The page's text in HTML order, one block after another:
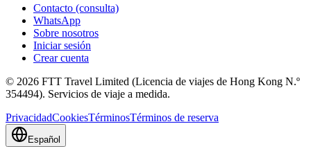
Contacto (consulta)
WhatsApp
Sobre nosotros
Iniciar sesión
Crear cuenta
© 2026 FTT Travel Limited (Licencia de viajes de Hong Kong N.º
354494). Servicios de viaje a medida.
PrivacidadCookiesTérminosTérminos de reserva
Español